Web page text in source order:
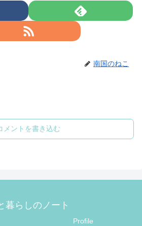
南国のねこ
メントを書き込む
暮らしのノート
Profile